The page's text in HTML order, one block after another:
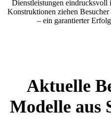
Dienstleistungen eindrucksvoll
Konstruktionen ziehen
– ein garantierter
Aktuelle
Modelle aus